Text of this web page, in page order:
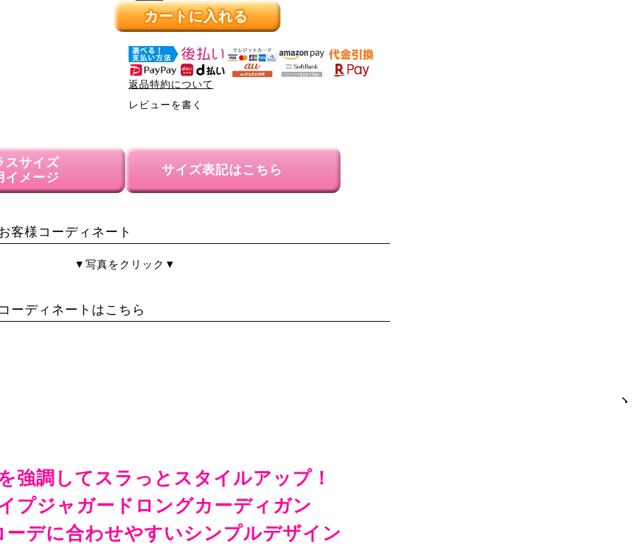
カートに入れる
返品特約について
レビューを書く
スサイズ
イメージ
サイズ表記はこちら
客様コーディネート
▼写真をクリック▼
ーディネートはこちら
強調してスラっとスタイルアップ！
プジャガードロングカーディガン
ーデに合わせやすいシンプルデザイン